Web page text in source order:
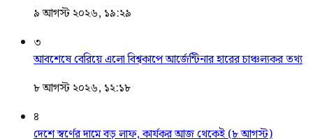
৯ আগস্ট ২০২৬, ১৯:২৯
৩
আবশেষে বেরিয়ে এলো বিশ্বকাপে আর্জেন্টিনার হারের চাঞ্চল্যকর তথ্য
৮ আগস্ট ২০২৬, ১২:১৮
৪
দেশে স্বর্ণের দামে বড় লাফ, কার্যকর আজ থেকেই (৮ আগস্ট)